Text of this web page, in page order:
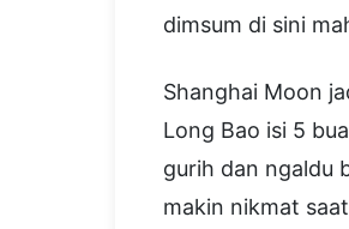
dimsum di sini
Shanghai Moon
Long Bao isi 5
gurih dan ngaldu
makin nikmat